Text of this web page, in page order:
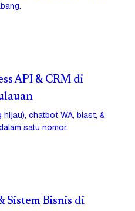
API & CRM di
hijau), chatbot WA, blast, &
satu nomor.
Sistem Bisnis di